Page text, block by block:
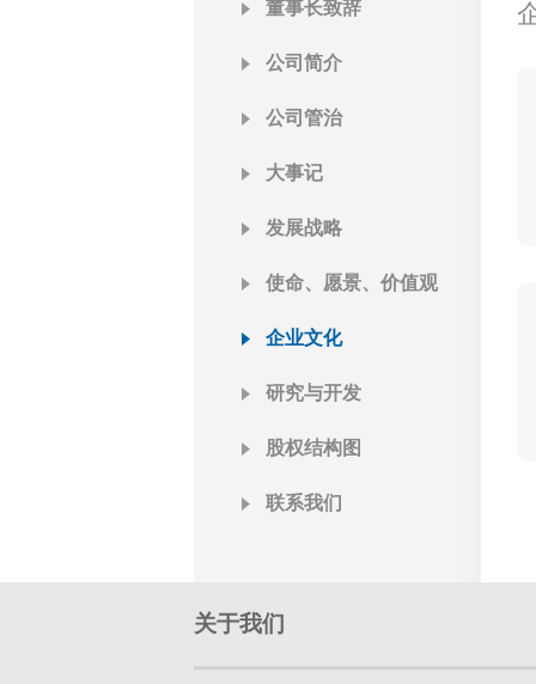
董事长致辞
公司简介
公司管治
大事记
发展战略
使命、愿景、价值观
企业文化
研究与开发
股权结构图
联系我们
关于我们